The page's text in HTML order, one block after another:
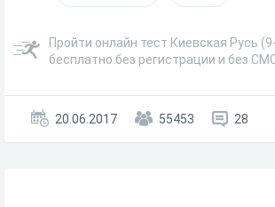
Пройти онлайн тест Киевская Русь
бесплатно без регистрации и без
20.06.2017 55453 28